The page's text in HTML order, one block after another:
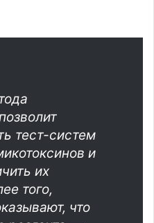
тест-систем
и
их
того,
что